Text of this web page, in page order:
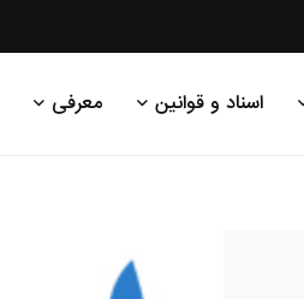
اسناد و قوانین معرفی